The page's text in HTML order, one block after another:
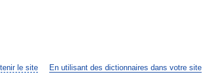
le site En utilisant des dictionnaires dans votre site